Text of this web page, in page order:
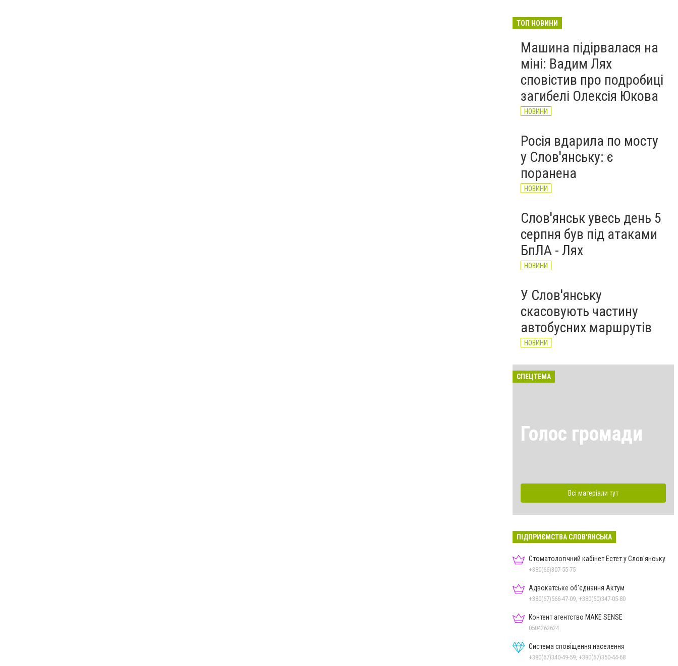
НОВИНИ
ТОП НОВИНИ
Машина підірвалася на
міні: Вадим Лях
сповістив про подробиці
загибелі Олексія Юкова
НОВИНИ
Росія вдарила по мосту
у Слов'янську: є
поранена
НОВИНИ
Слов'янськ увесь день 5
серпня був під атаками
БпЛА - Лях
НОВИНИ
У Слов'янську
скасовують частину
автобусних маршрутів
НОВИНИ
СПЕЦТЕМА
Голос громади
Всі матеріали тут
ПІДПРИЄМСТВА СЛОВ'ЯНСЬКА
Стоматологічний кабінет Естет у Слов'янську
+380(66)307-55-75
Адвокатське об'єднання Актум
+380(67)566-47-09, +380(50)347-05-80
Контент агентство MAKE SENSE
0504262624
Система сповіщення населення
+380(67)340-49-59, +380(67)350-44-68